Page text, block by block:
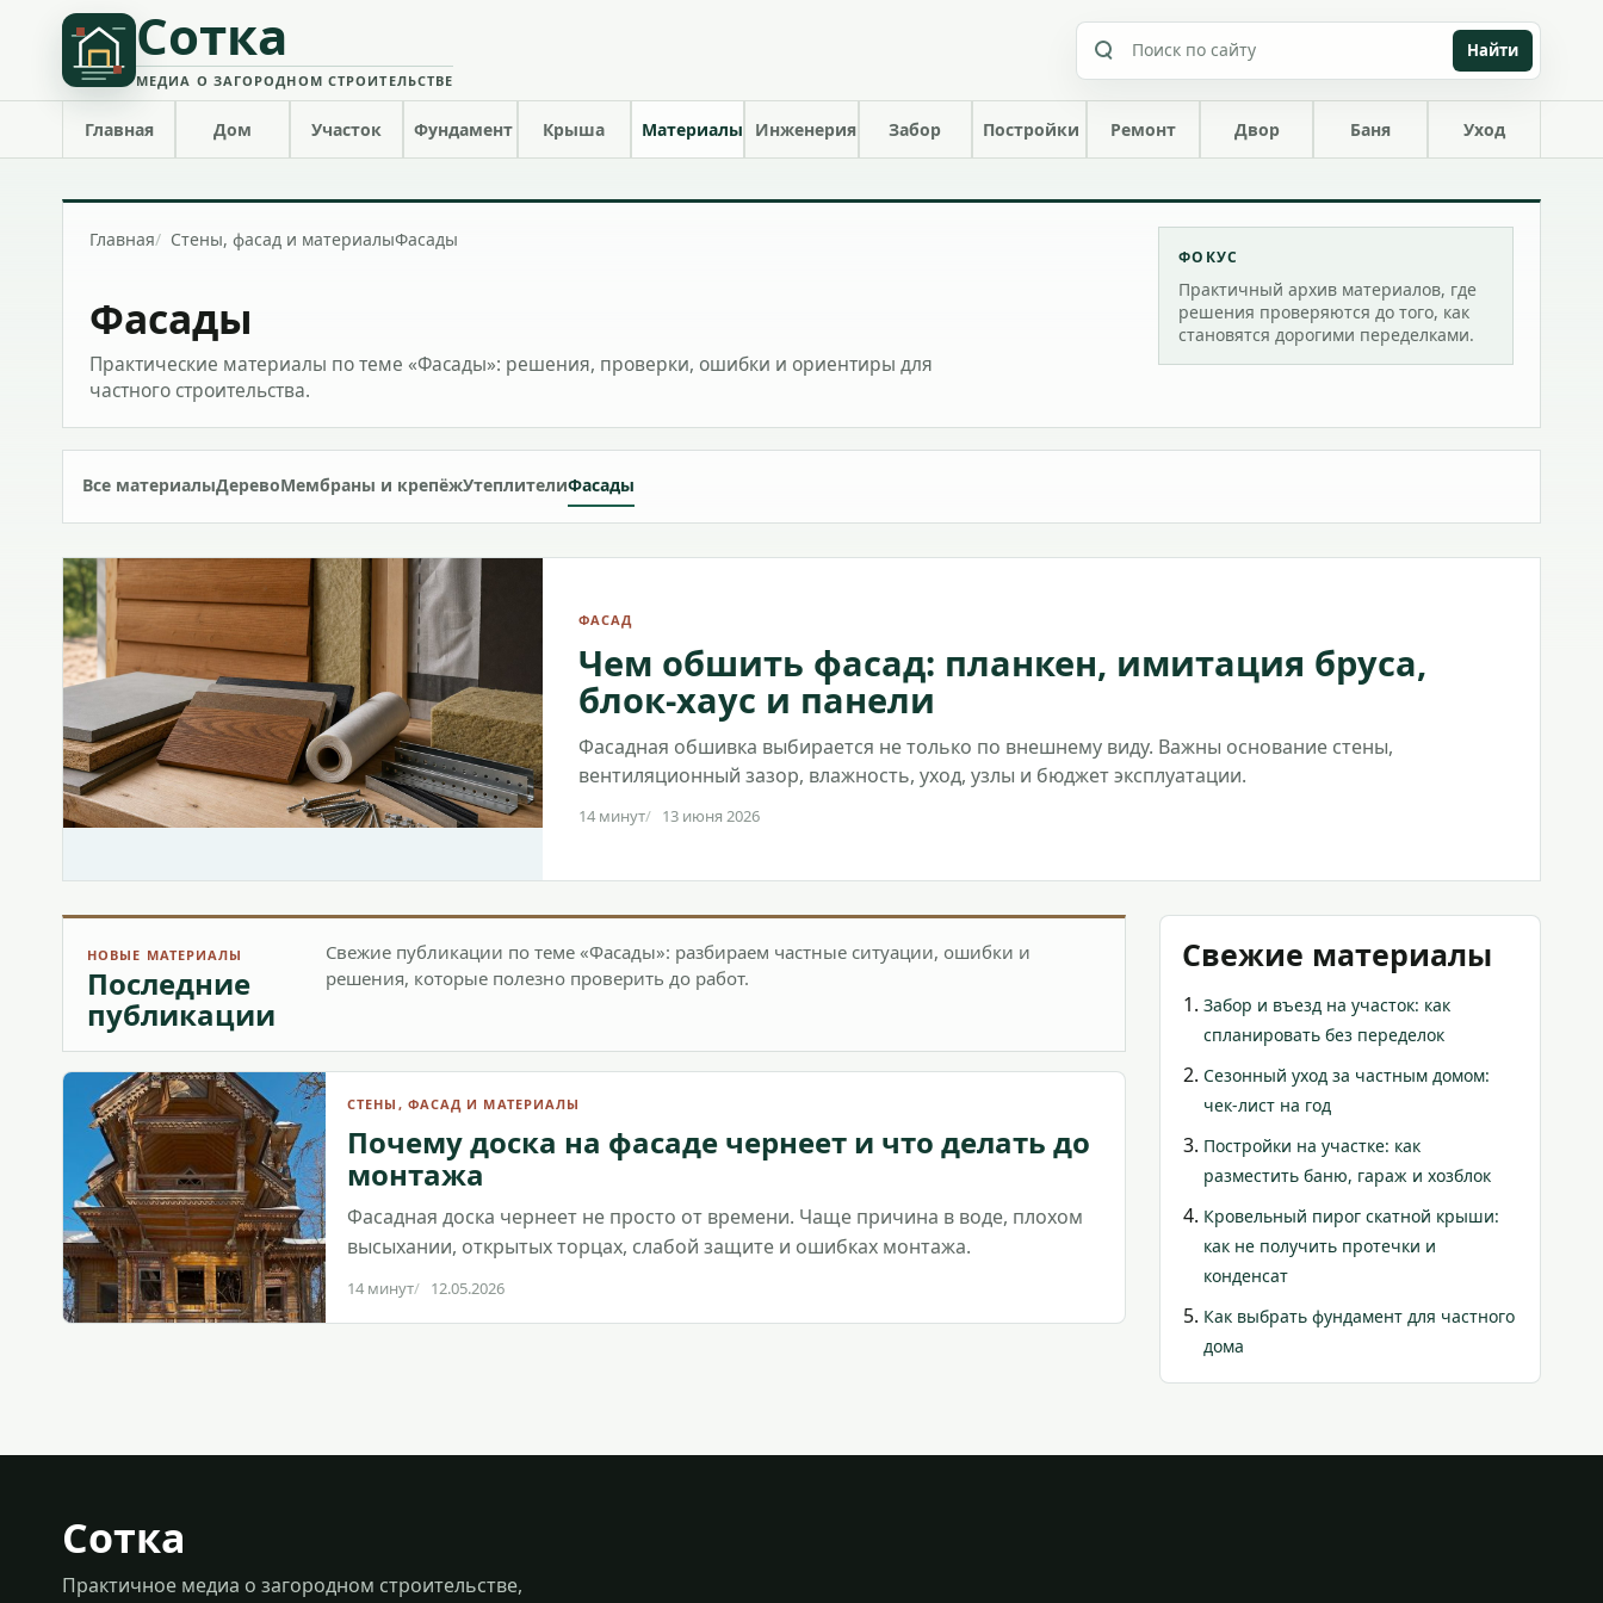
Сотка
МЕДИА О ЗАГОРОДНОМ СТРОИТЕЛЬСТВЕ
Найти
Главная Дом Участок Фундамент Крыша Материалы Инженерия Забор Постройки Ремонт Двор Баня Уход
Главная Стены, фасад и материалыФасады
Фасады
Практические материалы по теме «Фасады»: решения, проверки, ошибки и ориентиры для
частного строительства.
ФОКУС
Практичный архив материалов, где
решения проверяются до того, как
становятся дорогими переделками.
Все материалыДеревоМембраны и крепёжУтеплителиФасады
ФАСАД
Чем обшить фасад: планкен, имитация бруса,
блок-хаус и панели
Фасадная обшивка выбирается не только по внешнему виду. Важны основание стены,
вентиляционный зазор, влажность, уход, узлы и бюджет эксплуатации.
14 минут 13 июня 2026
НОВЫЕ МАТЕРИАЛЫ
Последние
публикации
Свежие публикации по теме «Фасады»: разбираем частные ситуации, ошибки и
решения, которые полезно проверить до работ.
СТЕНЫ, ФАСАД И МАТЕРИАЛЫ
Почему доска на фасаде чернеет и что делать до
монтажа
Фасадная доска чернеет не просто от времени. Чаще причина в воде, плохом
высыхании, открытых торцах, слабой защите и ошибках монтажа.
14 минут 12.05.2026
Свежие материалы
Забор и въезд на участок: как
спланировать без переделок
Сезонный уход за частным домом:
чек-лист на год
Постройки на участке: как
разместить баню, гараж и хозблок
Кровельный пирог скатной крыши:
как не получить протечки и
конденсат
Как выбрать фундамент для частного
дома
Сотка
Практичное медиа о загородном строительстве,